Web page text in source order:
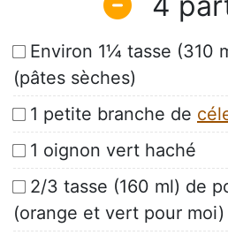
Environ 1¼ tasse (310
(pâtes sèches)
1 petite branche de
1 oignon vert haché
2/3 tasse (160 ml) de
(orange et vert pour moi)